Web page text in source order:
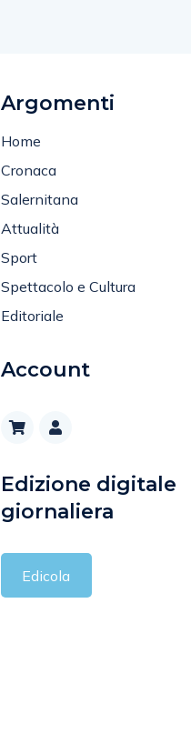
Argomenti
Home
Cronaca
Salernitana
Attualità
Sport
Spettacolo e Cultura
Editoriale
Account
Edizione digitale
giornaliera
Edicola